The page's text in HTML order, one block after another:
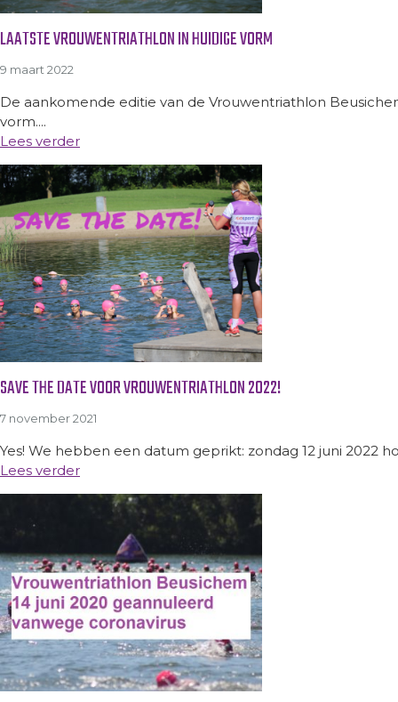
LAATSTE VROUWENTRIATHLON IN HUIDIGE VORM
9 maart 2022
De aankomende editie van de Vrouwentriathlon
vorm....
Lees verder
SAVE THE DATE VOOR VROUWENTRIATHLON 2022!
7 november 2021
Yes! We hebben een datum geprikt: zondag 12 juni 2022
Lees verder